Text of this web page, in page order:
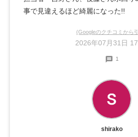
事で見違えるほど綺麗になった!!
(Googleのクチコミから
2026年07月31日
1
shirako